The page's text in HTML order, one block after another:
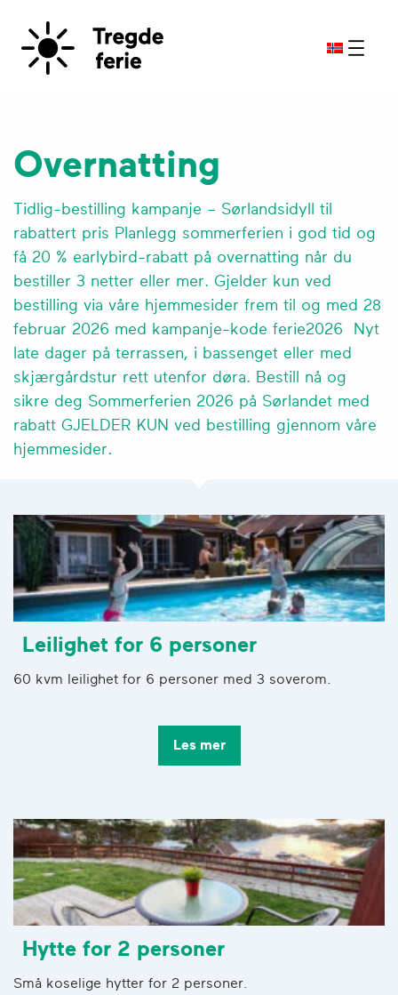
Overnatting
Tidlig-bestilling kampanje – Sørlandsidyll til
rabattert pris Planlegg sommerferien i god tid og
få 20 % earlybird-rabatt på overnatting når du
bestiller 3 netter eller mer. Gjelder kun ved
bestilling via våre hjemmesider frem til og med 28
februar 2026 med kampanje-kode ferie2026 Nyt
late dager på terrassen, i bassenget eller med
skjærgårdstur rett utenfor døra. Bestill nå og
sikre deg Sommerferien 2026 på Sørlandet med
rabatt GJELDER KUN ved bestilling gjennom våre
hjemmesider.
Leilighet for 6 personer
60 kvm leilighet for 6 personer med 3 soverom.
Les mer
Hytte for 2 personer
Små koselige hytter for 2 personer.